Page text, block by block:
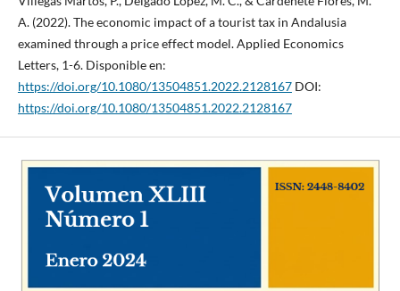
A. (2022). The economic impact of a tourist tax in Andalusia
examined through a price effect model. Applied Economics
Letters, 1-6. Disponible en:
https://doi.org/10.1080/13504851.2022.2128167DOI:
https://doi.org/10.1080/13504851.2022.2128167